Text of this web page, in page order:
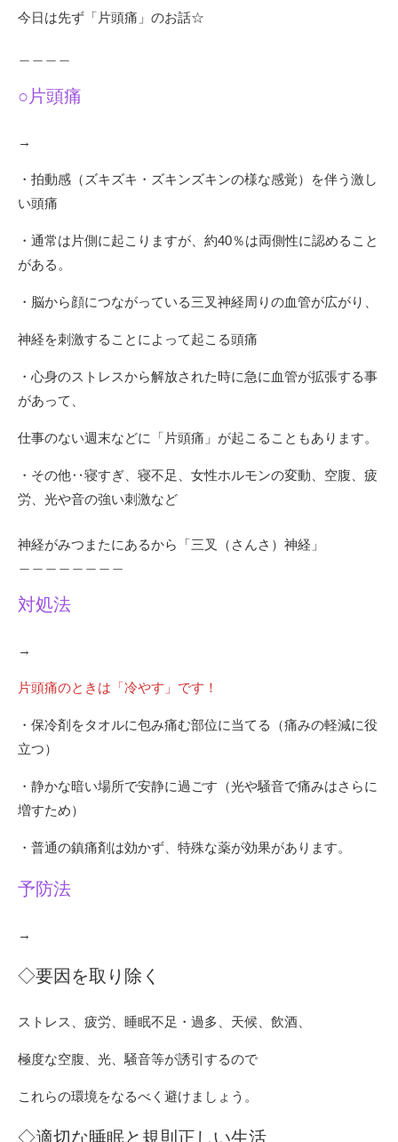
今日は先ず「片頭痛」のお話☆
○片頭痛
→
・拍動感（ズキズキ・ズキンズキンの様な感覚）を伴う激し
い頭痛
・通常は片側に起こりますが、約40％は両側性に認めること
がある。
・脳から顔につながっている三叉神経周りの血管が広がり、
神経を刺激することによって起こる頭痛
・心身のストレスから解放された時に急に血管が拡張する事
があって、
仕事のない週末などに「片頭痛」が起こることもあります。
・その他‥寝すぎ、寝不足、女性ホルモンの変動、空腹、疲
労、光や音の強い刺激など
神経がみつまたにあるから「三叉（さんさ）神経」
対処法
→
片頭痛のときは「冷やす」です！
・保冷剤をタオルに包み痛む部位に当てる（痛みの軽減に役
立つ）
・静かな暗い場所で安静に過ごす（光や騒音で痛みはさらに
増すため）
・普通の鎮痛剤は効かず、特殊な薬が効果があります。
予防法
→
◇要因を取り除く
ストレス、疲労、睡眠不足・過多、天候、飲酒、
極度な空腹、光、騒音等が誘引するので
これらの環境をなるべく避けましょう。
◇適切な睡眠と規則正しい生活